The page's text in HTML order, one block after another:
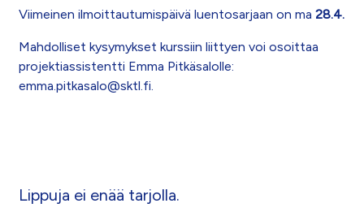
Viimeinen ilmoittautumispäivä luentosarjaan on ma 28.4.
Mahdolliset kysymykset kurssiin liittyen voi osoittaa
projektiassistentti Emma Pitkäsalolle:
emma.pitkasalo@sktl.fi.
Lippuja ei enää tarjolla.